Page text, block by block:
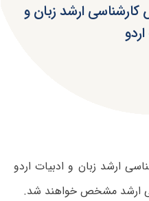
ارشد زبان و
ارشد زبان و ادبیات اردو
ارشد مشخص خواهند شد.